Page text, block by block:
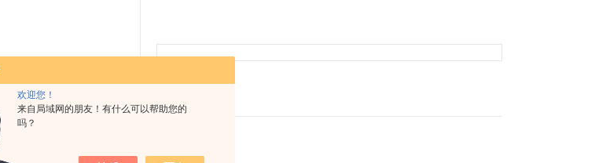
欢迎您！
来自局域网的朋友！有什么可以帮助您的
吗？
相关产品